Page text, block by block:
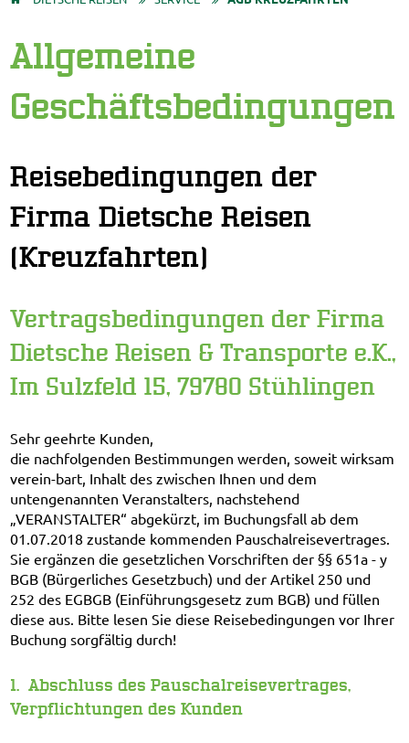
Allgemeine
Geschäftsbedingungen
Reisebedingungen der
Firma Dietsche Reisen
(Kreuzfahrten)
Vertragsbedingungen der Firma
Dietsche Reisen & Transporte e.K.,
Im Sulzfeld 15, 79780 Stühlingen
Sehr geehrte Kunden,
die nachfolgenden Bestimmungen werden, soweit wirksam
verein-bart, Inhalt des zwischen Ihnen und dem
untengenannten Veranstalters, nachstehend
„VERANSTALTER“ abgekürzt, im Buchungsfall ab dem
01.07.2018 zustande kommenden Pauschalreisevertrages.
Sie ergänzen die gesetzlichen Vorschriften der §§ 651a - y
BGB (Bürgerliches Gesetzbuch) und der Artikel 250 und
252 des EGBGB (Einführungsgesetz zum BGB) und füllen
diese aus. Bitte lesen Sie diese Reisebedingungen vor Ihrer
Buchung sorgfältig durch!
1. Abschluss des Pauschalreisevertrages,
Verpflichtungen des Kunden